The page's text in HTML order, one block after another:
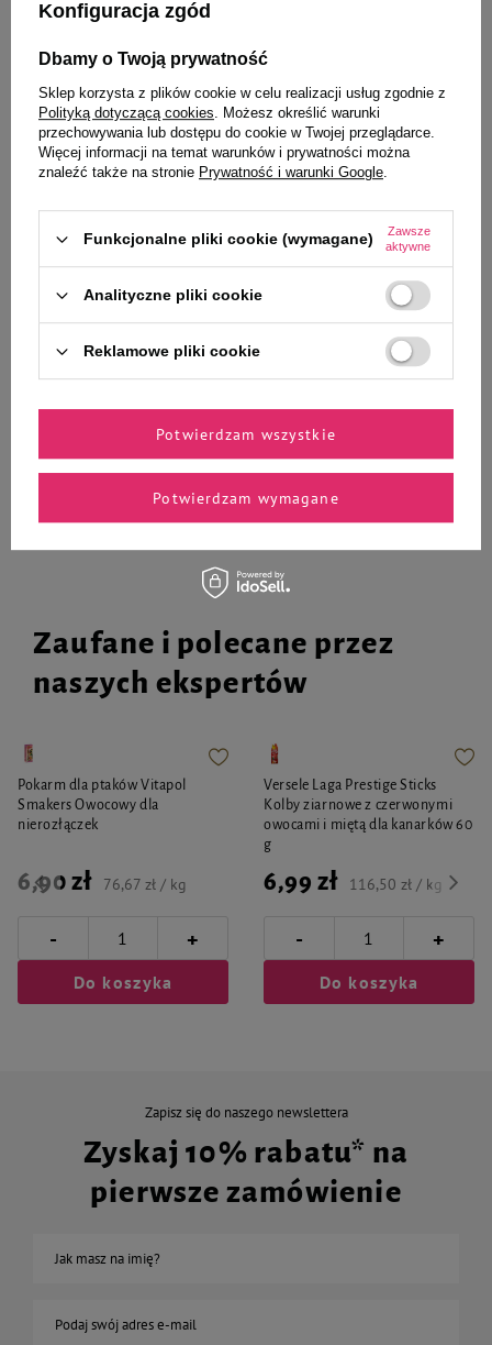
Wybrane specjalnie dla
Ciebie i Twojego czworonoga
Noteci Premium bogata w
+
Do koszyka
Noteci Premium bogata w
jagnięcinę puszka 400 g EDYCJA
LIMITOWANA
Cena regularna:7,99 zł -25%
Najniższa cena produktu w okresie
30 dni przed wprowadzeniem
14,98 zł / kg
Do koszyka
Zaufane i polecane przez
naszych ekspertów
Pokarm dla ptaków Vitapol
Smakers Owocowy dla
nierozłączek
6,90 zł 76,67 zł / kg
- +
Do koszyka
Versele Laga Prestige Sticks
Kolby ziarnowe z czerwonymi
owocami i miętą dla kanarków 60
g
6,99 zł 116,50 zł / kg
- +
Do koszyka
Zapisz się do naszego newslettera
Zyskaj 10% rabatu* na
pierwsze zamówienie
Jak masz na imię?
Podaj swój adres e-mail
Konfiguracja zgód
Dbamy o Twoją prywatność
Sklep korzysta z plików cookie w celu realizacji usług zgodnie z
Polityką dotyczącą cookies. Możesz określić warunki
przechowywania lub dostępu do cookie w Twojej przeglądarce.
Więcej informacji na temat warunków i prywatności można
znaleźć także na stronie Prywatność i warunki Google.
Funkcjonalne pliki cookie (wymagane)
Zawsze
aktywne
Analityczne pliki cookie
Reklamowe pliki cookie
Potwierdzam wymagane
Potwierdzam wszystkie